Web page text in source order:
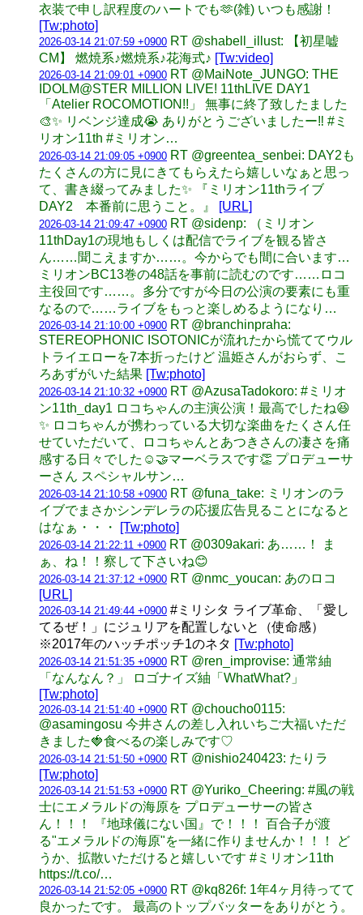
衣装で申し訳程度のハートでも🫶(雑) いつも感謝！
[Tw:photo]
2026-03-14 21:07:59 +0900 RT @shabell_illust: 【初星嘘
CM】 燃焼系♪燃焼系♪花海式♪ [Tw:video]
2026-03-14 21:09:01 +0900 RT @MaiNote_JUNGO: THE
IDOLM@STER MILLION LIVE! 11thLIVE DAY1
「Atelier ROCOMOTION!!」 無事に終了致したました
🎨✨ リベンジ達成😭 ありがとうございましたー‼️ #ミ
リオン11th #ミリオン…
2026-03-14 21:09:05 +0900 RT @greentea_senbei: DAY2も
たくさんの方に見にきてもらえたら嬉しいなぁと思っ
て、書き綴ってみました✨ 『ミリオン11thライブ
DAY2 本番前に思うこと。』
[URL]
2026-03-14 21:09:47 +0900 RT @sidenp: （ミリオン
11thDay1の現地もしくは配信でライブを観る皆さ
ん……聞こえますか……。今からでも間に合います…
ミリオンBC13巻の48話を事前に読むのです……ロコ
主役回です……。多分ですが今日の公演の要素にも重
なるので……ライブをもっと楽しめるようになり…
2026-03-14 21:10:00 +0900 RT @branchinpraha:
STEREOPHONIC ISOTONICが流れたから慌ててウル
トライエローを7本折ったけど 温姫さんがおらず、こ
ろあずがいた結果 [Tw:photo]
2026-03-14 21:10:32 +0900 RT @AzusaTadokoro: #ミリオ
ン11th_day1 ロコちゃんの主演公演！最高でしたね😆
✨ ロコちゃんが携わっている大切な楽曲をたくさん任
せていただいて、ロコちゃんとあつきさんの凄さを痛
感する日々でした☺️🤝マーベラスです👏 プロデューサ
ーさん スペシャルサン…
2026-03-14 21:10:58 +0900 RT @funa_take: ミリオンのラ
イブでまさかシンデレラの応援広告見ることになると
はなぁ・・・
[Tw:photo]
2026-03-14 21:22:11 +0900 RT @0309akari: あ……！ ま
ぁ、ね！！察して下さいね😊
2026-03-14 21:37:12 +0900 RT @nmc_youcan: あのロコ
[URL]
2026-03-14 21:49:44 +0900 #ミリシタ ライブ革命、「愛し
てるぜ！」にジュリアを配置しないと（使命感）
※2017年のハッチポッチ1のネタ [Tw:photo]
2026-03-14 21:51:35 +0900 RT @ren_improvise: 通常紬
「なんなん？」 ロゴナイズ紬「WhatWhat?」
[Tw:photo]
2026-03-14 21:51:40 +0900 RT @choucho0115:
@asamingosu 今井さんの差し入れいちご大福いただ
きました🍓食べるの楽しみです♡
2026-03-14 21:51:50 +0900 RT @nishio240423: たりラ
[Tw:photo]
2026-03-14 21:51:53 +0900 RT @Yuriko_Cheering: #風の戦
士にエメラルドの海原を プロデューサーの皆さ
ん！！！ 『地球儀にない国』で！！！ 百合子が渡
る"エメラルドの海原"を一緒に作りませんか！！！ ど
うか、拡散いただけると嬉しいです #ミリオン11th
https://t.co/…
2026-03-14 21:52:05 +0900 RT @kq826f: 1年4ヶ月待ってて
良かったです。 最高のトップバッターをありがとう。